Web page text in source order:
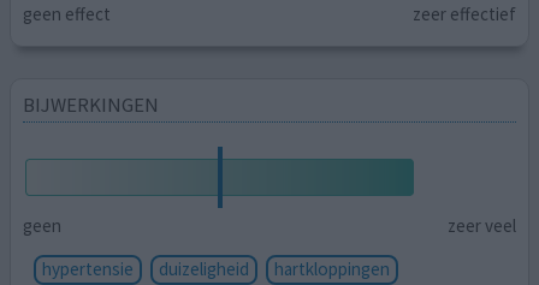
geen effect zeer effectief
BIJWERKINGEN
geen
zeer veel
hypertensie
duizeligheid
hartkloppingen